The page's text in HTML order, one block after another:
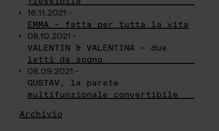
16.11.2021 -
EMMA – fatta per tutta la vita
08.10.2021 -
VALENTIN & VALENTINA – due
letti da sogno
08.09.2021 -
GUSTAV, la parete
multifunzionale convertibile
Archivio